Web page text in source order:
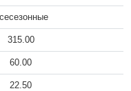
315.00
60.00
22.50